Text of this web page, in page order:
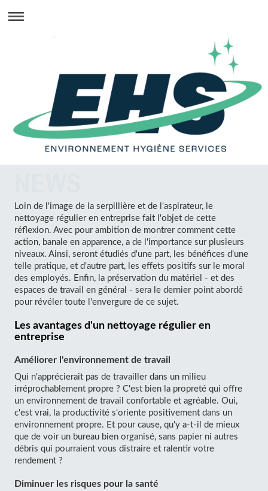
Loin de l'image de la serpillière et de l'aspirateur, le
nettoyage régulier en entreprise fait l'objet de cette
réflexion. Avec pour ambition de montrer comment cette
action, banale en apparence, a de l'importance sur plusieurs
niveaux. Ainsi, seront étudiés d'une part, les bénéfices d'une
telle pratique, et d'autre part, les effets positifs sur le moral
des employés. Enfin, la préservation du matériel - et des
espaces de travail en général - sera le dernier point abordé
pour révéler toute l'envergure de ce sujet.
Les avantages d'un nettoyage régulier en
entreprise
Améliorer l'environnement de travail
Qui n'apprécierait pas de travailler dans un milieu
irréprochablement propre ? C'est bien la propreté qui offre
un environnement de travail confortable et agréable. Oui,
c'est vrai, la productivité s'oriente positivement dans un
environnement propre. Et pour cause, qu'y a-t-il de mieux
que de voir un bureau bien organisé, sans papier ni autres
débris qui pourraient vous distraire et ralentir votre
rendement ?
Diminuer les risques pour la santé